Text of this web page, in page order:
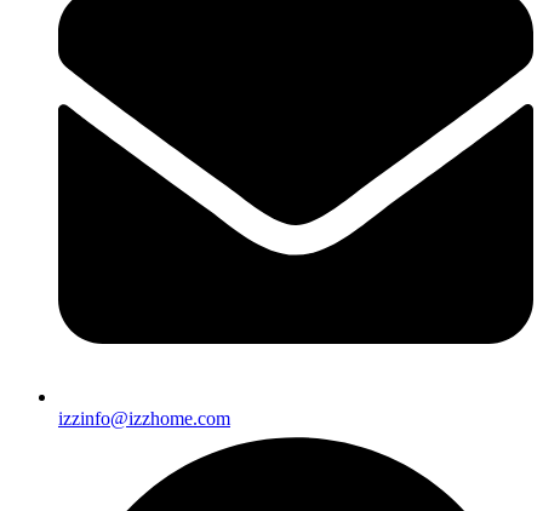
izzinfo@izzhome.com